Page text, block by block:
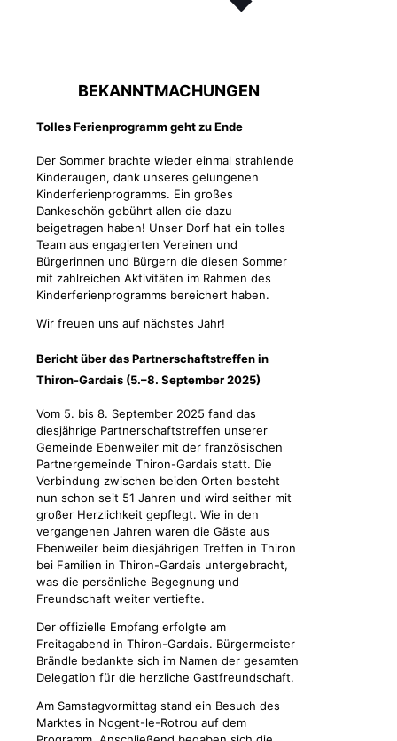
BEKANNTMACHUNGEN
Tolles Ferienprogramm geht zu Ende
Der Sommer brachte wieder einmal strahlende
Kinderaugen, dank unseres gelungenen
Kinderferienprogramms. Ein großes
Dankeschön gebührt allen die dazu
beigetragen haben! Unser Dorf hat ein tolles
Team aus engagierten Vereinen und
Bürgerinnen und Bürgern die diesen Sommer
mit zahlreichen Aktivitäten im Rahmen des
Kinderferienprogramms bereichert haben.
Wir freuen uns auf nächstes Jahr!
Bericht über das Partnerschaftstreffen in
Thiron-Gardais (5.–8. September 2025)
Vom 5. bis 8. September 2025 fand das
diesjährige Partnerschaftstreffen unserer
Gemeinde Ebenweiler mit der französischen
Partnergemeinde Thiron-Gardais statt. Die
Verbindung zwischen beiden Orten besteht
nun schon seit 51 Jahren und wird seither mit
großer Herzlichkeit gepflegt. Wie in den
vergangenen Jahren waren die Gäste aus
Ebenweiler beim diesjährigen Treffen in Thiron
bei Familien in Thiron-Gardais untergebracht,
was die persönliche Begegnung und
Freundschaft weiter vertiefte.
Der offizielle Empfang erfolgte am
Freitagabend in Thiron-Gardais. Bürgermeister
Brändle bedankte sich im Namen der gesamten
Delegation für die herzliche Gastfreundschaft.
Am Samstagvormittag stand ein Besuch des
Marktes in Nogent-le-Rotrou auf dem